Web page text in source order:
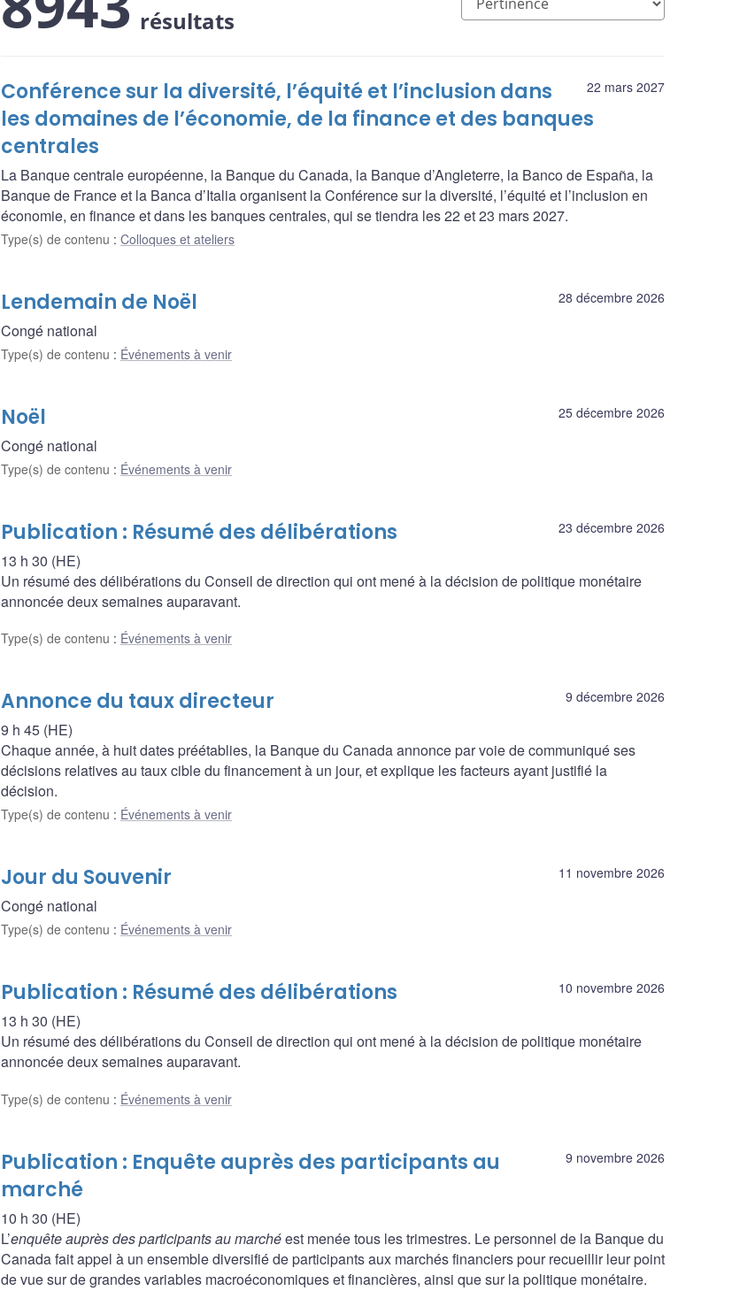
résultats
22 mars 2027
Conférence sur la diversité, l’équité et l’inclusion dans
les domaines de l’économie, de la finance et des banques
centrales
La Banque centrale européenne, la Banque du Canada, la Banque d’Angleterre, la Banco de España, la
Banque de France et la Banca d’Italia organisent la Conférence sur la diversité, l’équité et l’inclusion en
économie, en finance et dans les banques centrales, qui se tiendra les 22 et 23 mars 2027.
Type(s) de contenu : Colloques et ateliers
28 décembre 2026
Lendemain de Noël
Congé national
Type(s) de contenu : Événements à venir
25 décembre 2026
Noël
Congé national
Type(s) de contenu : Événements à venir
23 décembre 2026
Publication : Résumé des délibérations
13 h 30 (HE)
Un résumé des délibérations du Conseil de direction qui ont mené à la décision de politique monétaire
annoncée deux semaines auparavant.
Type(s) de contenu : Événements à venir
9 décembre 2026
Annonce du taux directeur
9 h 45 (HE)
Chaque année, à huit dates préétablies, la Banque du Canada annonce par voie de communiqué ses
décisions relatives au taux cible du financement à un jour, et explique les facteurs ayant justifié la
décision.
Type(s) de contenu : Événements à venir
11 novembre 2026
Jour du Souvenir
Congé national
Type(s) de contenu : Événements à venir
10 novembre 2026
Publication : Résumé des délibérations
13 h 30 (HE)
Un résumé des délibérations du Conseil de direction qui ont mené à la décision de politique monétaire
annoncée deux semaines auparavant.
Type(s) de contenu : Événements à venir
9 novembre 2026
Publication : Enquête auprès des participants au
marché
10 h 30 (HE)
L’enquête auprès des participants au marchéest menée tous les trimestres. Le personnel de la Banque du
Canada fait appel à un ensemble diversifié de participants aux marchés financiers pour recueillir leur point
de vue sur de grandes variables macroéconomiques et financières, ainsi que sur la politique monétaire.